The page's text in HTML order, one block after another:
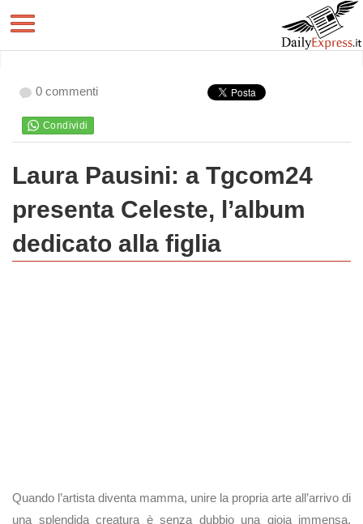
0 commenti
Laura Pausini: a Tgcom24
presenta Celeste, l’album
dedicato alla figlia
Quando l’artista diventa mamma, unire la propria arte all’arrivo di
una splendida creatura è senza dubbio una gioia immensa,